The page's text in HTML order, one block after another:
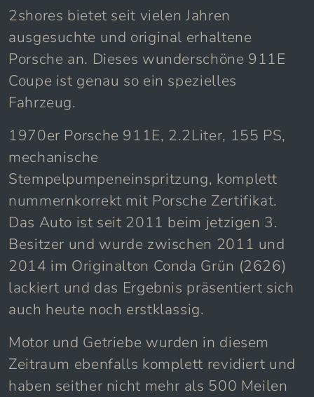
2shores bietet seit vielen Jahren
ausgesuchte und original erhaltene
Porsche an. Dieses wunderschöne 911E
Coupe ist genau so ein spezielles
Fahrzeug.
1970er Porsche 911E, 2.2Liter, 155 PS,
mechanische
Stempelpumpeneinspritzung, komplett
nummernkorrekt mit Porsche Zertifikat.
Das Auto ist seit 2011 beim jetzigen 3.
Besitzer und wurde zwischen 2011 und
2014 im Originalton Conda Grün (2626)
lackiert und das Ergebnis präsentiert sich
auch heute noch erstklassig.
Motor und Getriebe wurden in diesem
Zeitraum ebenfalls komplett revidiert und
haben seither nicht mehr als 500 Meilen